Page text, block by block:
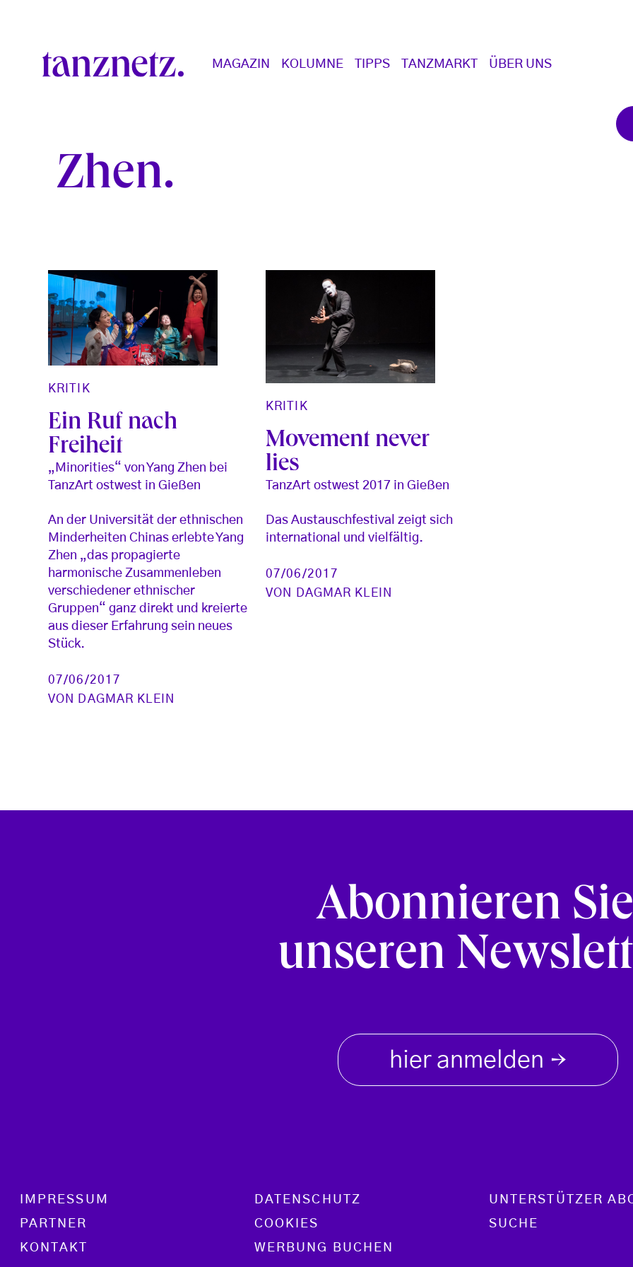
Main navigation
MAGAZIN KOLUMNE TIPPS TANZMARKT ÜBER UNS
Zhen
KRITIK
Ein Ruf nach
Freiheit
„Minorities“ von Yang Zhen bei
TanzArt ostwest in Gießen
An der Universität der ethnischen
Minderheiten Chinas erlebte Yang
Zhen „das propagierte
harmonische Zusammenleben
verschiedener ethnischer
Gruppen“ ganz direkt und kreierte
aus dieser Erfahrung sein neues
Stück.
07/06/2017
VON
DAGMAR KLEIN
KRITIK
Movement never
lies
TanzArt ostwest 2017 in Gießen
Das Austauschfestival zeigt sich
international und vielfältig.
07/06/2017
VON
DAGMAR KLEIN
Abonnieren Sie
unseren
hier anmelden →
Footer menu
IMPRESSUM
PARTNER
KONTAKT
DATENSCHUTZ
COOKIES
WERBUNG BUCHEN
UNTERSTÜTZER
SUCHE